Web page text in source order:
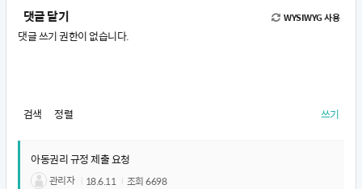
댓글 달기 WYSIWYG 사용
댓글 쓰기 권한이 없습니다.
검색 정렬 쓰기
아동권리 규정 제출 요청
관리자 18.6.11 조회6698